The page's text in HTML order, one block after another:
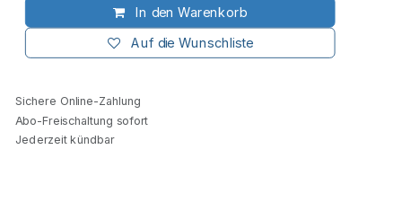
In den Warenkorb
Auf die Wunschliste
Sichere Online-Zahlung
Abo-Freischaltung sofort
Jederzeit kündbar